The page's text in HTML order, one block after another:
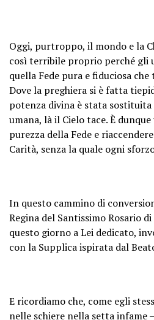
Oggi, purtroppo, il mondo e la
così terribile proprio perché gli
quella Fede pura e fiduciosa
Dove la preghiera si è fatta
potenza divina è stata
umana, là il Cielo tace. È
purezza della Fede e
Carità, senza la quale ogni
In questo cammino di
Regina del Santissimo Rosario
questo giorno a Lei dedicato,
con la Supplica ispirata dal
E ricordiamo che, come egli
nelle schiere nella setta infame